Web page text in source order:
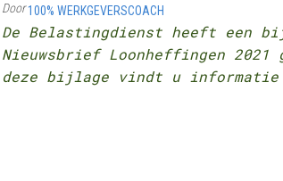
Door100% WERKGEVERSCOACH
De Belastingdienst heeft een
Nieuwsbrief Loonheffingen
deze bijlage vindt u